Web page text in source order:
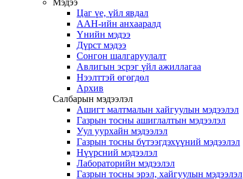
Мэдээ
Цаг үе, үйл явдал
ААН-ийн анхааралд
Үнийн мэдээ
Дүрст мэдээ
Сонгон шалгаруулалт
Авлигын эсрэг үйл ажиллагаа
Нээлттэй өгөгдөл
Архив
Салбарын мэдээлэл
Ашигт малтмалын хайгуулын мэдээлэл
Газрын тосны ашиглалтын мэдээлэл
Уул уурхайн мэдээлэл
Газрын тосны бүтээгдэхүүний мэдээлэл
Нүүрсний мэдээлэл
Лабораторийн мэдээлэл
Газрын тосны эрэл, хайгуулын мэдээлэл